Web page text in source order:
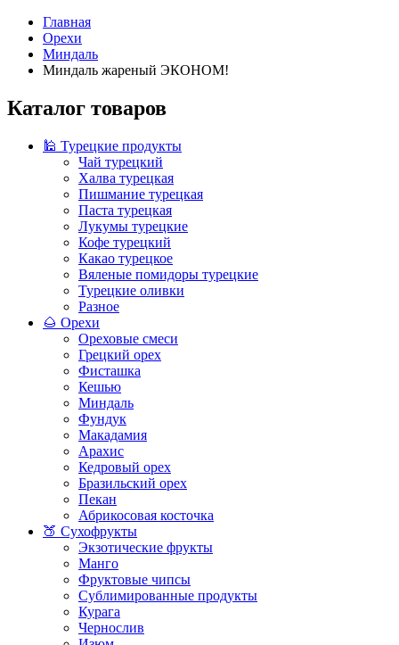
Главная
Орехи
Миндаль
Миндаль жареный ЭКОНОМ!
Каталог товаров
🕌 Турецкие продукты
Чай турецкий
Халва турецкая
Пишмание турецкая
Паста турецкая
Лукумы турецкие
Кофе турецкий
Какао турецкое
Вяленые помидоры турецкие
Турецкие оливки
Разное
🌰 Орехи
Ореховые смеси
Грецкий орех
Фисташка
Кешью
Миндаль
Фундук
Макадамия
Арахис
Кедровый орех
Бразильский орех
Пекан
Абрикосовая косточка
🍑 Сухофрукты
Экзотические фрукты
Манго
Фруктовые чипсы
Сублимированные продукты
Курага
Чернослив